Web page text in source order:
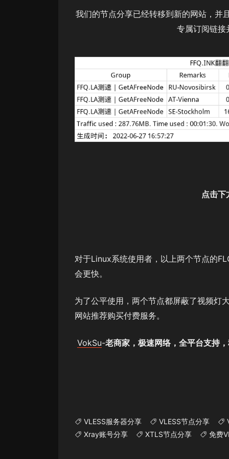
我们的节点分享已经转移到新的网站，并
专属订阅链接
点击下
对于Linux系统使用者，以上两个节点的
会更快。
为了公平使用，两个节点都屏蔽了视频灯
网站推荐购买付费服务。
VokSu-老商家，极速网络，全平台支持
VLESS服务器分享 VLESS节点分享
Xray账号分享
XTLS节点分享 免费